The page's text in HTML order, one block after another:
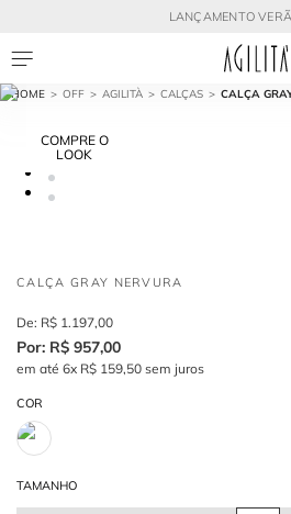
LANÇAMENTO
OFF AGILITÀ CALÇAS CALÇA
COMPRE O
LOOK
CALÇA GRAY NERVURA
R$ 1.197,00
R$ 957,00
em até 6x R$ 159,50 sem juros
COR
TAMANHO